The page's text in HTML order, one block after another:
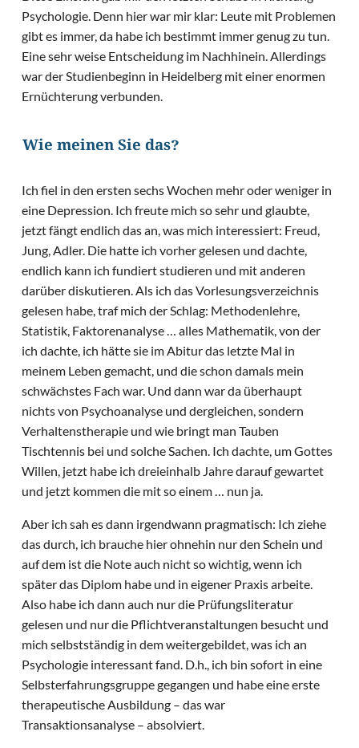
Psychologie. Denn hier war mir klar: Leute mit Problemen
gibt es immer, da habe ich bestimmt immer genug zu tun.
Eine sehr weise Entscheidung im Nachhinein. Allerdings
war der Studienbeginn in Heidelberg mit einer enormen
Ernüchterung verbunden.
Wie meinen Sie das?
Ich fiel in den ersten sechs Wochen mehr oder weniger in
eine Depression. Ich freute mich so sehr und glaubte,
jetzt fängt endlich das an, was mich interessiert: Freud,
Jung, Adler. Die hatte ich vorher gelesen und dachte,
endlich kann ich fundiert studieren und mit anderen
darüber diskutieren. Als ich das Vorlesungsverzeichnis
gelesen habe, traf mich der Schlag: Methodenlehre,
Statistik, Faktorenanalyse … alles Mathematik, von der
ich dachte, ich hätte sie im Abitur das letzte Mal in
meinem Leben gemacht, und die schon damals mein
schwächstes Fach war. Und dann war da überhaupt
nichts von Psychoanalyse und dergleichen, sondern
Verhaltenstherapie und wie bringt man Tauben
Tischtennis bei und solche Sachen. Ich dachte, um Gottes
Willen, jetzt habe ich dreieinhalb Jahre darauf gewartet
und jetzt kommen die mit so einem … nun ja.
Aber ich sah es dann irgendwann pragmatisch: Ich ziehe
das durch, ich brauche hier ohnehin nur den Schein und
auf dem ist die Note auch nicht so wichtig, wenn ich
später das Diplom habe und in eigener Praxis arbeite.
Also habe ich dann auch nur die Prüfungsliteratur
gelesen und nur die Pflichtveranstaltungen besucht und
mich selbstständig in dem weitergebildet, was ich an
Psychologie interessant fand. D.h., ich bin sofort in eine
Selbsterfahrungsgruppe gegangen und habe eine erste
therapeutische Ausbildung – das war
Transaktionsanalyse – absolviert.